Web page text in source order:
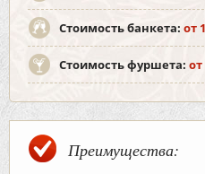
Стоимость банкета: от
Стоимость фуршета:
Преимущества: